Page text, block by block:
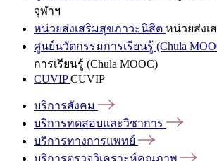
จุฬาฯ
หน่วยส่งเสริมสุขภาวะนิสิต หน่วยส่งเ
ศูนย์นวัตกรรมการเรียนรู้ (Chula
การเรียนรู้ (Chula MOOC)
CUVIPCUVIP
บริการสังคม
บริการทดสอบและวิชาการ
บริการทางการแพทย์
บริการตรวจวิเคราะห์คุณภาพ